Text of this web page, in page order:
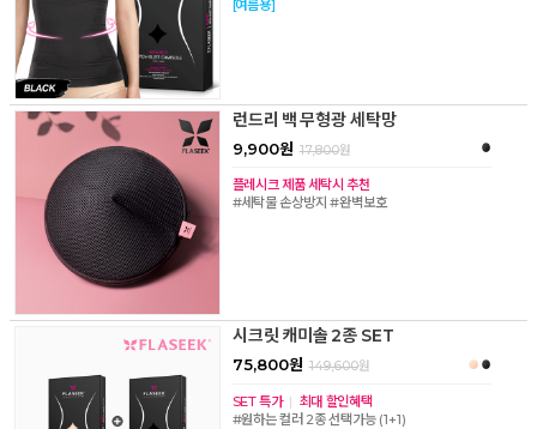
[여름용]
런드리 백 무형광 세탁망
9,900원 17,800원
플레시크 제품 세탁시 추천
#세탁물 손상방지 #완벽보호
시크릿 캐미솔 2종 SET
75,800원 149,600원
SET 특가 | 최대 할인혜택
#원하는 컬러 2종 선택가능 (1+1)